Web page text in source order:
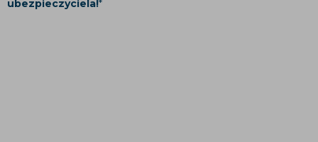
ubezpieczyciela!*